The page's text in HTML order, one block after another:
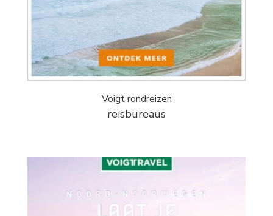
Voigt rondreizen
reisbureaus